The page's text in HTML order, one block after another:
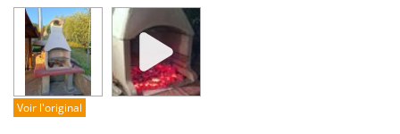
Prestations
Facilité d'utilisation
Qualité / Prix
Facilité de montage
Voir l'original